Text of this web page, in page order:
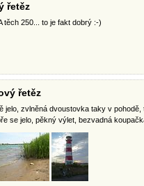
řetěz
těch 250... to je fakt dobrý :-)
řetěz
jelo, zvlněná dvoustovka taky v
se jelo, pěkný výlet, bezvadná